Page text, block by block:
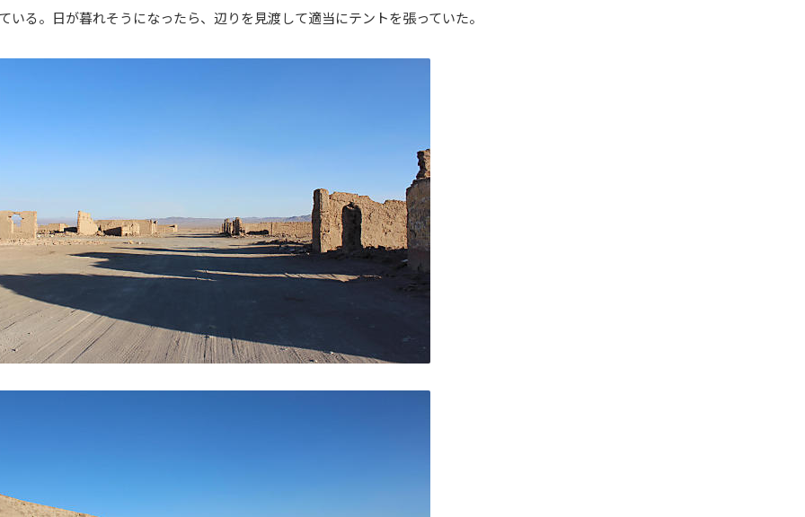
いる。日が暮れそうになったら、辺りを見渡して適当にテントを張っていた。